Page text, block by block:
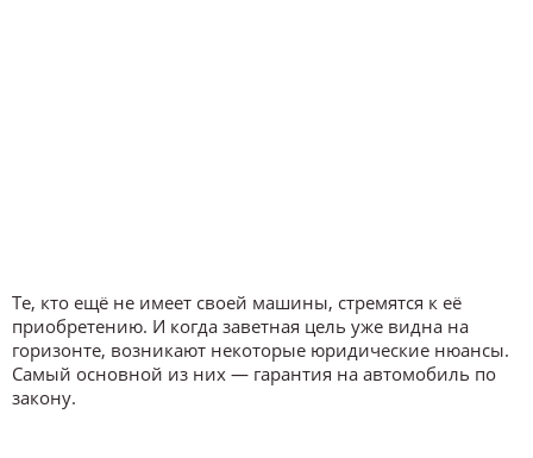
Те, кто ещё не имеет своей машины, стремятся к её
приобретению. И когда заветная цель уже видна на
горизонте, возникают некоторые юридические нюансы.
Самый основной из них — гарантия на автомобиль по
закону.